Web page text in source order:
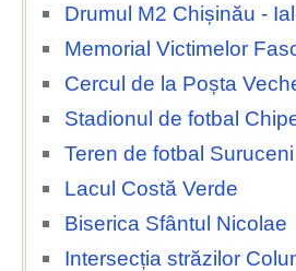
Drumul M2 Chișinău -
Memorial Victimelor
Cercul de la Poșta
Stadionul de fotbal
Teren de fotbal Suruceni
Lacul Costă Verde
Biserica Sfântul Nicolae
Intersecția străzilor